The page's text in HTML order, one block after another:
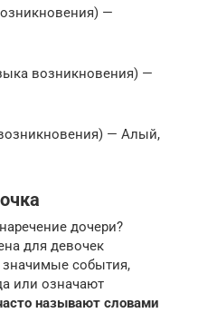
—
возникновения) —
— Алый,
дочери?
для девочек
значимые события,
или означают
называют словами